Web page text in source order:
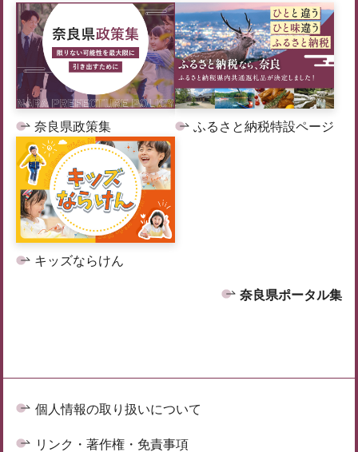
奈良県政策集 ふるさと納税特設ページ
キッズならけん
奈良県ポータル集
個人情報の取り扱いについて
リンク・著作権・免責事項